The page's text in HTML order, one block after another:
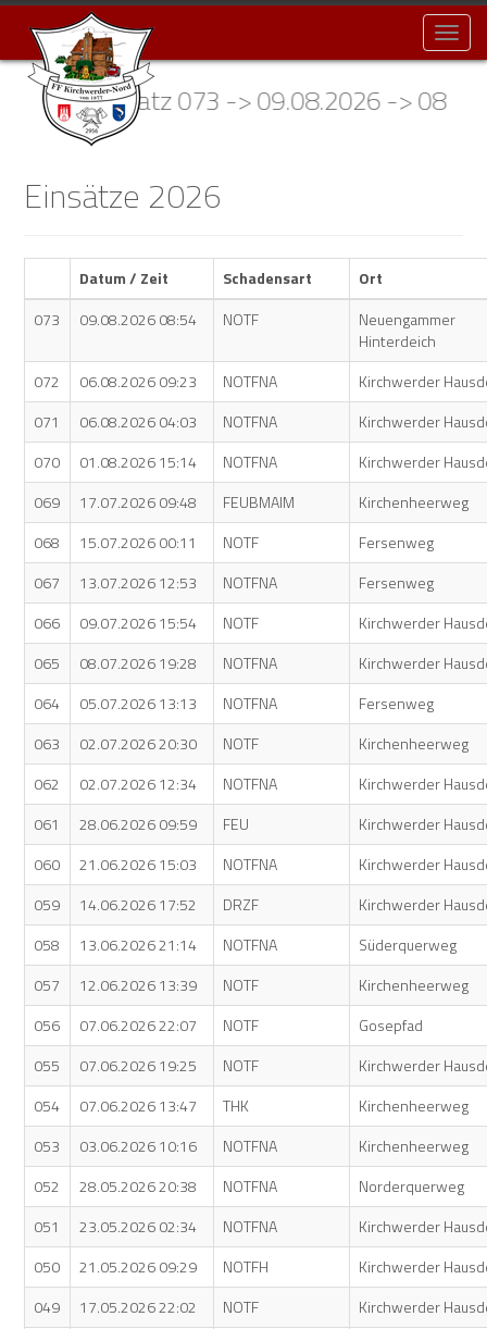
Toggle
Einsatz 073 -> 09.08.2026 -> 08:54
Einsätze 2026
Datum / Zeit Schadensart
Ort
073
09.08.2026 08:54 NOTF
Neuengammer
Hinterdeich
072
06.08.2026 09:23 NOTFNA
Kirchwerder
071
06.08.2026 04:03 NOTFNA
Kirchwerder
070
01.08.2026 15:14 NOTFNA
Kirchwerder
069
17.07.2026 09:48 FEUBMAIM
Kirchenheerweg
068
15.07.2026 00:11 NOTF
Fersenweg
067
13.07.2026 12:53 NOTFNA
Fersenweg
066
09.07.2026 15:54 NOTF
Kirchwerder
065
08.07.2026 19:28 NOTFNA
Kirchwerder
064
05.07.2026 13:13 NOTFNA
Fersenweg
063
02.07.2026 20:30 NOTF
Kirchenheerweg
062
02.07.2026 12:34 NOTFNA
Kirchwerder
061
28.06.2026 09:59 FEU
Kirchwerder
060
21.06.2026 15:03 NOTFNA
Kirchwerder
059
14.06.2026 17:52 DRZF
Kirchwerder
058
13.06.2026 21:14 NOTFNA
Süderquerweg
057
12.06.2026 13:39 NOTF
Kirchenheerweg
056
07.06.2026 22:07 NOTF
Gosepfad
055
07.06.2026 19:25 NOTF
Kirchwerder
054
07.06.2026 13:47 THK
Kirchenheerweg
053
03.06.2026 10:16 NOTFNA
Kirchenheerweg
052
28.05.2026 20:38 NOTFNA
Norderquerweg
051
23.05.2026 02:34 NOTFNA
Kirchwerder
050
21.05.2026 09:29 NOTFH
Kirchwerder
049
17.05.2026 22:02 NOTF
Kirchwerder